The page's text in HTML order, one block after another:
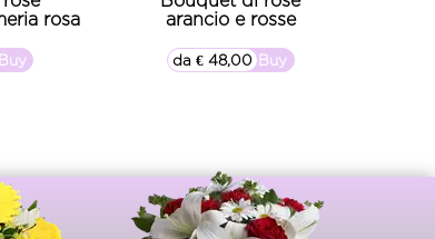
rosa
arancio e rosse
▷▷ Buy
da € 48,00